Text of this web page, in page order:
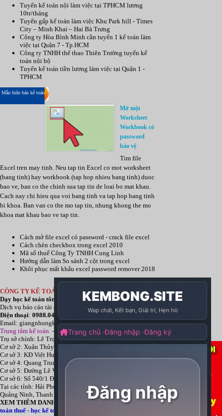
Tuyển kế toán nội làm việc tại TPHCM lương
10tr/tháng
Tuyển gấp kế toán làm việc Khu Park hill - Times
City – Minh Khai – Hai Bà Trưng
Công ty Hòa Bình Minh cần tuyển 1 kế toán làm
việc tại Quận 7 - Tp.HCM
Công ty TNHH thể thao Thiên Trường tuyển kế
toán nội bộ
Tuyển kế toán tiền lương làm việc tại Quận 1 -
TPHCM
Mẫu biên bản kế toán
Mở một
Worksheet
Workbook có
password
bảo vệ
Tim file
Excel tren may tinh. Neu tap tin Excel co mot worksheet
(bang tinh) hay workbook (tap hop nhieu bang tinh) duoc
bao ve, ban co the chinh sua tap tin de loai bo mat khau.
Cach nay chi hieu qua voi bang tinh va tap hop bang tinh
bi khoa. Ban van co the mo tap tin, nhung khong the mo
khoa mat khau bao ve tap tin.
Cách mở file excel có password - crack file excel
Cách chèn checkbox trong excel 2010
Mã số thuế Công Ty TNHH Cung Linh
Hướng dẫn làm So sánh 2 cột trong excel
Khôi phục mất khẩu excel password remover 2018
CÔNG TY KẾ TOÁN HÀ NỘI
Dạy học kế toán tổng hợp
thực tế cấp tốc mọi trình độ
Dịch vụ báo cáo tài chính
chuyên nghiệp uy tín giá rẻ
Điện thoại: 0988.043.053
Email: giangnhungkthn@gmail.com
Trung tâm kế toán - Công tykế toán hà nội d ạyhọc kế toán tại:
Trụ sở chính: Lê Trọng Tấn - Thanh Xuân - Hà Nội
Cơ sở 2: Xuân Thủy - Cầu Giấy - Hà Nội
Cơ sở 3: KĐ Việt Hưng - Long Biên - Hà Nội
Cơ sở 4: Quang Trung - Hà Đông - Hà Nội
Cơ sở 5: Đường Lê Văn Thịnh – P. Suối Hoa– Tp. Bắc Ninh.
Cơ sở 6: Số 540/1 Đường Cách mạng tháng 8 – Quận 3 – Tp. Hồ Chí Minh.
Tại các tỉnh: Hải Phòng, Nam Định, Bắc Ninh, Thái bình, Bắc Giang, Vĩnh Phúc,
Quảng Ninh, Thanh Hóa, Phú Thọ, Thái Nguyên, TPHCM
XEM THÊM DANH MỤC:
Địa chỉ học kế toán- Học kế toán thực hành
Học kế
toán thuế- học kế toán tổng hợp